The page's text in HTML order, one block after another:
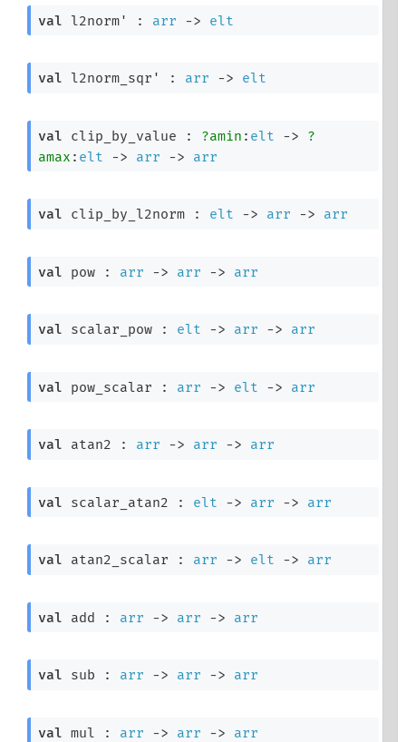
val l2norm' : arr -> elt
val l2norm_sqr' : arr -> elt
val clip_by_value : ?amin : elt ->
?
amax : elt -> arr -> arr
val clip_by_l2norm : elt -> arr -> arr
val pow : arr -> arr -> arr
val scalar_pow : elt -> arr -> arr
val pow_scalar : arr -> elt -> arr
val atan2 : arr -> arr -> arr
val scalar_atan2 : elt -> arr -> arr
val atan2_scalar : arr -> elt -> arr
val add : arr -> arr -> arr
val sub : arr -> arr -> arr
val mul : arr -> arr -> arr